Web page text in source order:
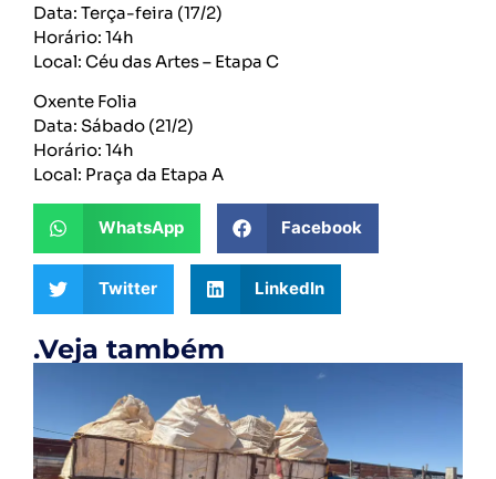
Data: Terça-feira (17/2)
Horário: 14h
Local: Céu das Artes – Etapa C
Oxente Folia
Data: Sábado (21/2)
Horário: 14h
Local: Praça da Etapa A
WhatsApp Facebook
Twitter LinkedIn
.Veja também